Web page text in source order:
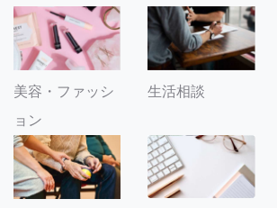
美容・ファッシ
ョン
生活相談